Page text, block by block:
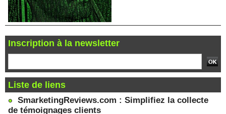
Inscription à la newsletter
Liste de liens
SmarketingReviews.com : Simplifiez la collecte
de témoignages clients